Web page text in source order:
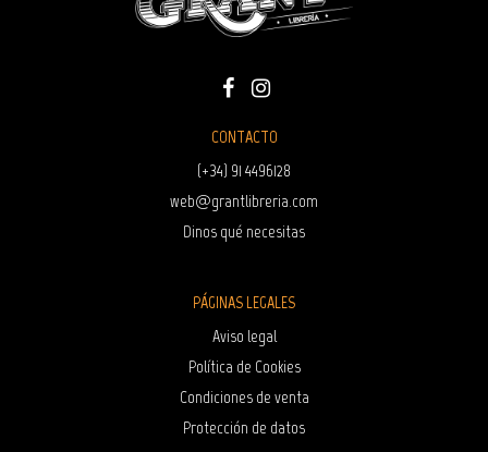
CONTACTO
(+34) 91 4496128
web@grantlibreria.com
Dinos qué necesitas
PÁGINAS LEGALES
Aviso legal
Política de Cookies
Condiciones de venta
Protección de datos